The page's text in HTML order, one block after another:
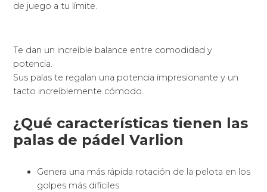
de juego a tu límite.
Te dan un increíble balance entre comodidad y
potencia.
Sus palas te regalan una potencia impresionante y un
tacto increíblemente cómodo.
¿Qué características tienen las
palas de pádel Varlion
Genera una más rápida rotación de la pelota en los
golpes más difíciles.